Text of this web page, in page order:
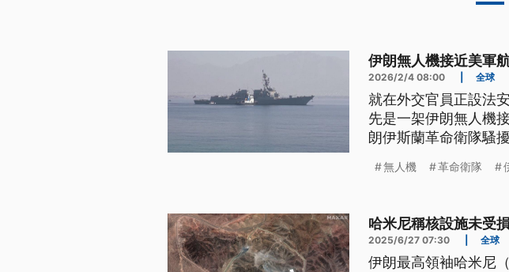
伊朗無人機接近美軍
2026/2/4 08:00 全球
就在外交官員正設法
先是一架伊朗無人機
朗伊斯蘭革命衛隊騷
無人機 革命衛隊
哈米尼稱核設施未受
2025/6/27 07:30 全球
伊朗最高領袖哈米尼